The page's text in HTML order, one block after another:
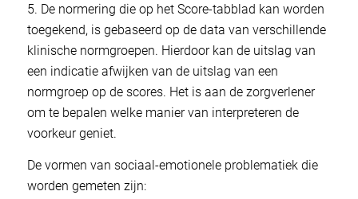
5. De normering die op het Score-tabblad kan worden
toegekend, is gebaseerd op de data van verschillende
klinische normgroepen. Hierdoor kan de uitslag van
een indicatie afwijken van de uitslag van een
normgroep op de scores. Het is aan de zorgverlener
om te bepalen welke manier van interpreteren de
voorkeur geniet.
De vormen van sociaal-emotionele problematiek die
worden gemeten zijn: